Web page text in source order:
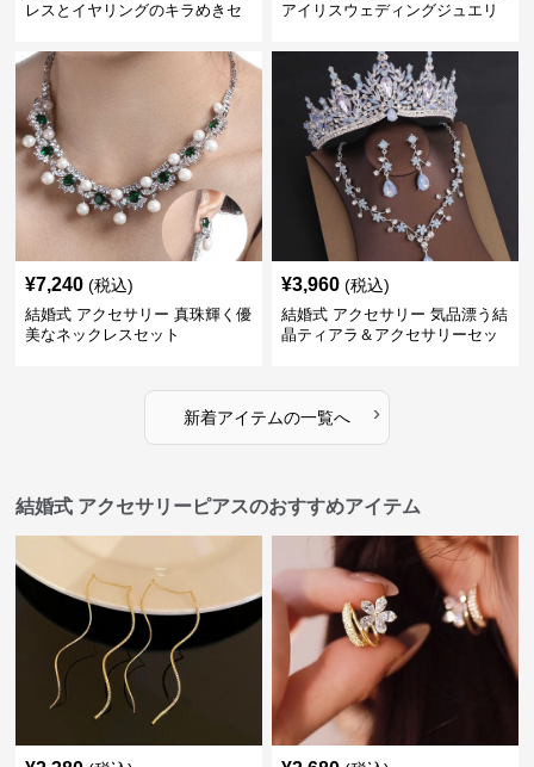
レスとイヤリングのキラめきセ
アイリスウェディングジュエリ
¥7,240 (税込)
結婚式 アクセサリー 真珠輝く優
美なネックレスセット
¥3,960 (税込)
結婚式 アクセサリー 気品漂う結
晶ティアラ＆アクセサリーセッ
新着アイテムの一覧へ ›
結婚式 アクセサリーピアスのおすすめアイテム